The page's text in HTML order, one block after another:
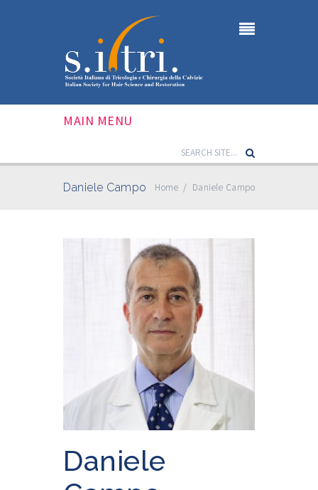
MAIN MENU
Daniele Campo Home / Daniele Campo
Daniele